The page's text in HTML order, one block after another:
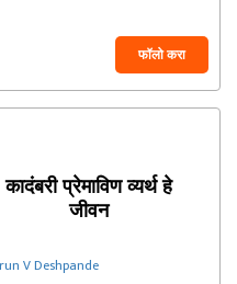
फॉलो करा
कादंबरी प्रेमाविण व्यर्थ हे
जीवन
V Deshpande